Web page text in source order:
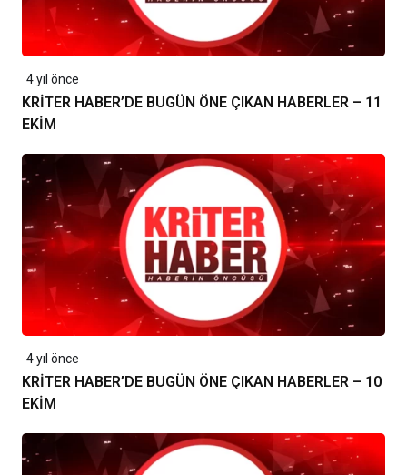
4 yıl önce
KRİTER HABER’DE BUGÜN ÖNE ÇIKAN HABERLER – 11
EKİM
4 yıl önce
KRİTER HABER’DE BUGÜN ÖNE ÇIKAN HABERLER – 10
EKİM